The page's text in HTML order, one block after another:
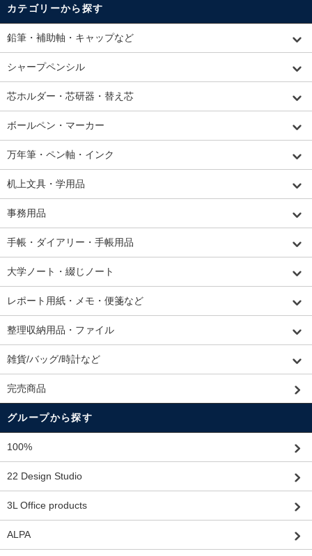
カテゴリーから探す
鉛筆・補助軸・キャップなど
シャープペンシル
芯ホルダー・芯研器・替え芯
ボールペン・マーカー
万年筆・ペン軸・インク
机上文具・学用品
事務用品
手帳・ダイアリー・手帳用品
大学ノート・綴じノート
レポート用紙・メモ・便箋など
整理収納用品・ファイル
雑貨/バッグ/時計など
完売商品
グループから探す
100%
22 Design Studio
3L Office products
ALPA